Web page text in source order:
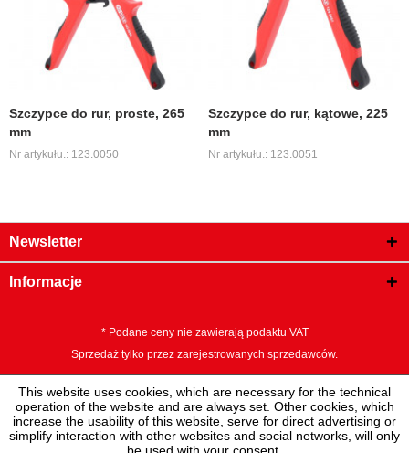
Szczypce do rur, proste, 265
mm
Nr artykułu.: 123.0050
Szczypce do rur, kątowe, 225
mm
Nr artykułu.: 123.0051
Newsletter
Informacje
* Podane ceny nie zawierają podaktu VAT
Sprzedaż tylko przez zarejestrowanych sprzedawców.
This website uses cookies, which are necessary for the technical
operation of the website and are always set. Other cookies, which
increase the usability of this website, serve for direct advertising or
simplify interaction with other websites and social networks, will only